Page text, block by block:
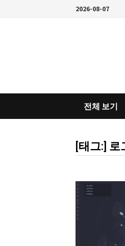
2026-08-07
전체 보기
[태그:] 로